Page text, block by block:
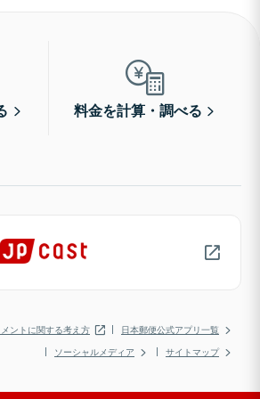
料金を計算・調べる
ントに関する考え方
日本郵便公式アプリ一覧
ソーシャルメディア
サイトマップ